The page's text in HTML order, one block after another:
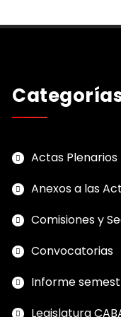
Actas Plenarios
Anexos a las
Comisiones y
Convocatorias
Informe
Legislatura